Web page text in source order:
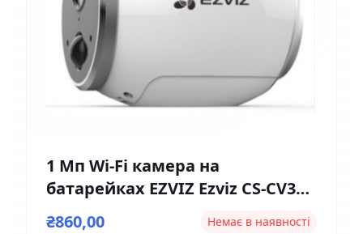
1 Мп Wi-Fi камера на
батарейках EZVIZ Ezviz CS-CV316
(2мм)
₴860,00 Немає в наявності